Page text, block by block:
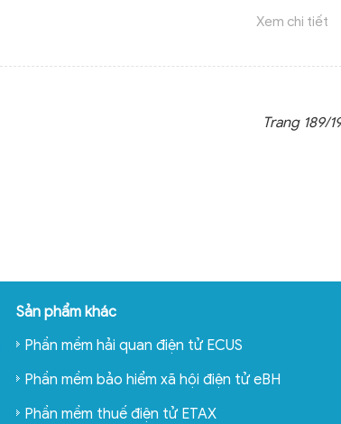
Xem chi tiết
Trang 189/
Sản phẩm khác
Phần mềm hải quan điện tử ECUS
Phần mềm bảo hiểm xã hội điện tử eBH
Phần mềm thuế điện tử ETAX